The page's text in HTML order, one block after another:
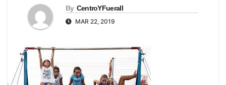
By CentroYFueraII
MAR 22, 2019